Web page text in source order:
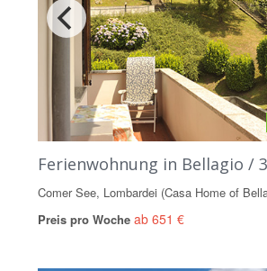
Ferienwohnung in Bellagio /
Comer See, Lombardei (Casa Home of
Preis pro Woche ab 651 €